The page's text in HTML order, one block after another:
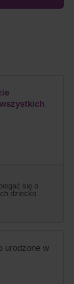
się o
dziecko
urodzone w